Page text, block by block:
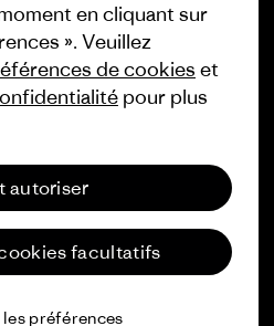
en cliquant sur
». Veuillez
de cookies et
pour plus
autoriser
facultatifs
préférences